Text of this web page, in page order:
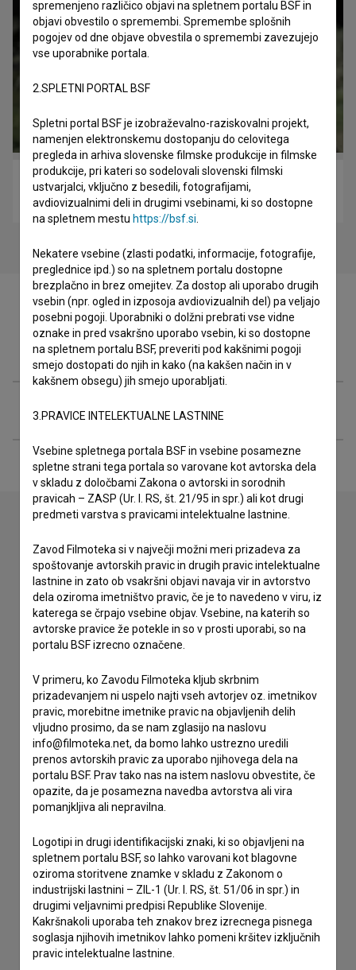
Potop (2019)
drama
Filmografija (5)
Razširjeni podatki
Stik z uredništvom
Spoštovani, s pomočjo spodnjega obrazca lahko stopite v
stik z uredništvom Baze slovenskih filmov. Veseli bomo vaših
odzivov.
imam vprašanje
prijavljam napako
želim dodati podatke
drugo
spremenjeno različico objavi na spletnem portalu BSF in
objavi obvestilo o spremembi. Spremembe splošnih
pogojev od dne objave obvestila o spremembi zavezujejo
vse uporabnike portala.
2.SPLETNI PORTAL BSF
Spletni portal BSF je izobraževalno-raziskovalni projekt,
namenjen elektronskemu dostopanju do celovitega
pregleda in arhiva slovenske filmske produkcije in filmske
produkcije, pri kateri so sodelovali slovenski filmski
ustvarjalci, vključno z besedili, fotografijami,
avdiovizualnimi deli in drugimi vsebinami, ki so dostopne
na spletnem mestu https://bsf.si
Nekatere vsebine (zlasti podatki, informacije, fotografije,
preglednice ipd.) so na spletnem portalu dostopne
brezplačno in brez omejitev. Za dostop ali uporabo drugih
vsebin (npr. ogled in izposoja avdiovizualnih del) pa veljajo
posebni pogoji. Uporabniki o dolžni prebrati vse vidne
oznake in pred vsakršno uporabo vsebin, ki so dostopne
na spletnem portalu BSF, preveriti pod kakšnimi pogoji
smejo dostopati do njih in kako (na kakšen način in v
kakšnem obsegu) jih smejo uporabljati.
3.PRAVICE INTELEKTUALNE LASTNINE
Vsebine spletnega portala BSF in vsebine posamezne
spletne strani tega portala so varovane kot avtorska dela
v skladu z določbami Zakona o avtorski in sorodnih
pravicah – ZASP (Ur. l. RS, št. 21/95 in spr.) ali kot drugi
predmeti varstva s pravicami intelektualne lastnine.
Zavod Filmoteka si v največji možni meri prizadeva za
spoštovanje avtorskih pravic in drugih pravic intelektualne
lastnine in zato ob vsakršni objavi navaja vir in avtorstvo
dela oziroma imetništvo pravic, če je to navedeno v viru, iz
katerega se črpajo vsebine objav. Vsebine, na katerih so
avtorske pravice že potekle in so v prosti uporabi, so na
portalu BSF izrecno označene.
V primeru, ko Zavodu Filmoteka kljub skrbnim
prizadevanjem ni uspelo najti vseh avtorjev oz. imetnikov
pravic, morebitne imetnike pravic na objavljenih delih
vljudno prosimo, da se nam zglasijo na naslovu
info@filmoteka.net, da bomo lahko ustrezno uredili
prenos avtorskih pravic za uporabo njihovega dela na
portalu BSF. Prav tako nas na istem naslovu obvestite, če
opazite, da je posamezna navedba avtorstva ali vira
pomanjkljiva ali nepravilna.
Logotipi in drugi identifikacijski znaki, ki so objavljeni na
spletnem portalu BSF, so lahko varovani kot blagovne
oziroma storitvene znamke v skladu z Zakonom o
industrijski lastnini – ZIL-1 (Ur. l. RS, št. 51/06 in spr.) in
drugimi veljavnimi predpisi Republike Slovenije.
Kakršnakoli uporaba teh znakov brez izrecnega pisnega
soglasja njihovih imetnikov lahko pomeni kršitev izključnih
pravic intelektualne lastnine.